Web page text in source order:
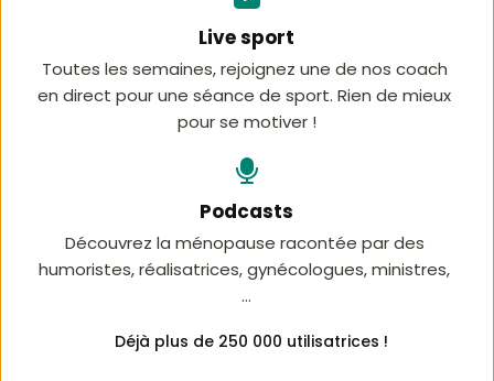
Live sport
Toutes les semaines, rejoignez une de nos coach
en direct pour une séance de sport. Rien de mieux
pour se motiver !
Podcasts
Découvrez la ménopause racontée par des
humoristes, réalisatrices, gynécologues, ministres,
...
Déjà plus de 250 000 utilisatrices !